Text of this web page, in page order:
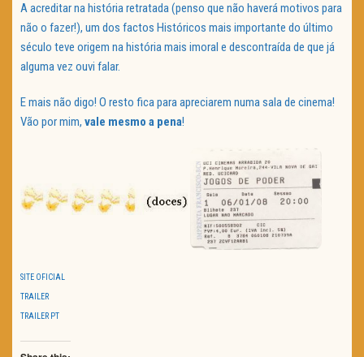
A acreditar na história retratada (penso que não haverá motivos para
não o fazer!), um dos factos Históricos mais importante do último
século teve origem na história mais imoral e descontraída de que já
alguma vez ouvi falar.
E mais não digo! O resto fica para apreciarem numa sala de cinema!
Vão por mim, vale mesmo a pena!
SITE OFICIAL
TRAILER
TRAILER PT